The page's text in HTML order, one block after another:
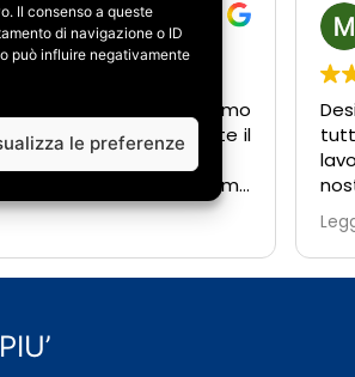
Il consenso a queste
di navigazione o ID
può influire negativamente
le preferenze
Galbiati
2026
un imprevisto abbiamo
completamente il
trovati benissimo, abbiamo
anche il rifacimento
secondo bagno, oltre a
lavori di ristrutturazione e
della casa.
disponibile,
e competente,